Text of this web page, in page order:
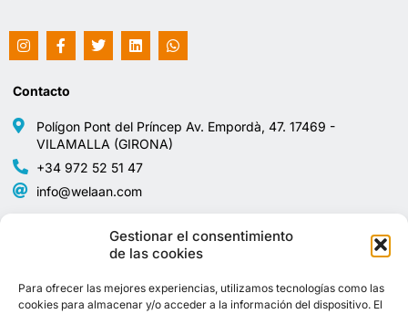
Gestionar el consentimiento
de las cookies
Para ofrecer las mejores experiencias, utilizamos tecnologías como las
cookies para almacenar y/o acceder a la información del dispositivo. El
Contacto
Polígon Pont del Príncep Av. Empordà, 47. 17469 -
VILAMALLA (GIRONA)
+34 972 52 51 47
info@welaan.com
Home
Avisos legales